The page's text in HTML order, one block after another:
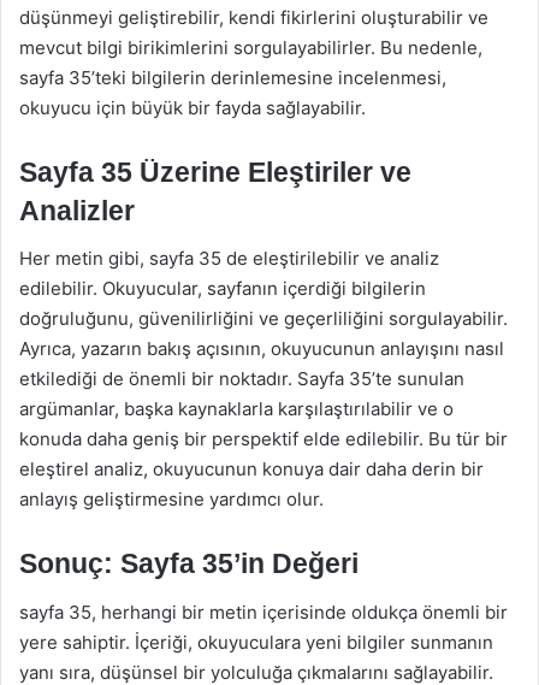
düşünmeyi geliştirebilir, kendi fikirlerini oluşturabilir ve
mevcut bilgi birikimlerini sorgulayabilirler. Bu nedenle,
sayfa 35’teki bilgilerin derinlemesine incelenmesi,
okuyucu için büyük bir fayda sağlayabilir.
Sayfa 35 Üzerine Eleştiriler ve
Analizler
Her metin gibi, sayfa 35 de eleştirilebilir ve analiz
edilebilir. Okuyucular, sayfanın içerdiği bilgilerin
doğruluğunu, güvenilirliğini ve geçerliliğini sorgulayabilir.
Ayrıca, yazarın bakış açısının, okuyucunun anlayışını nasıl
etkilediği de önemli bir noktadır. Sayfa 35’te sunulan
argümanlar, başka kaynaklarla karşılaştırılabilir ve o
konuda daha geniş bir perspektif elde edilebilir. Bu tür bir
eleştirel analiz, okuyucunun konuya dair daha derin bir
anlayış geliştirmesine yardımcı olur.
Sonuç: Sayfa 35’in Değeri
sayfa 35, herhangi bir metin içerisinde oldukça önemli bir
yere sahiptir. İçeriği, okuyuculara yeni bilgiler sunmanın
yanı sıra, düşünsel bir yolculuğa çıkmalarını sağlayabilir.